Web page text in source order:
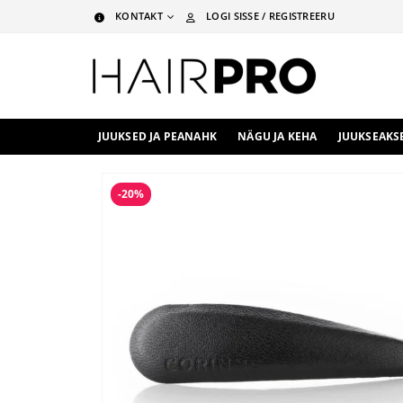
KONTAKT LOGI SISSE / REGISTREERU
JUUKSED JA PEANAHK NÄGU JA KEHA
-20%